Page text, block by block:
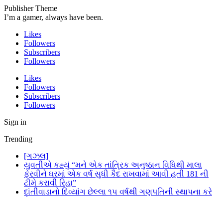
Publisher Theme
I’m a gamer, always have been.
Likes
Followers
Subscribers
Followers
Likes
Followers
Subscribers
Followers
Sign in
Trending
[ગઝલ]
યુવતીએ કહ્યું “મને એક તાંત્રિક અનુષ્ઠાન વિધિથી માલા
ફેરવીને ઘરમાં એક વર્ષ સુધી કૈદ રાખવામાં આવી હતી 181 ની
ટીમે કરાવી રિહા”
દાંતીવાડાનો દિવ્યાંગ છેલ્લા ૧૫ વર્ષથી ગણપતિની સ્થાપના કરે